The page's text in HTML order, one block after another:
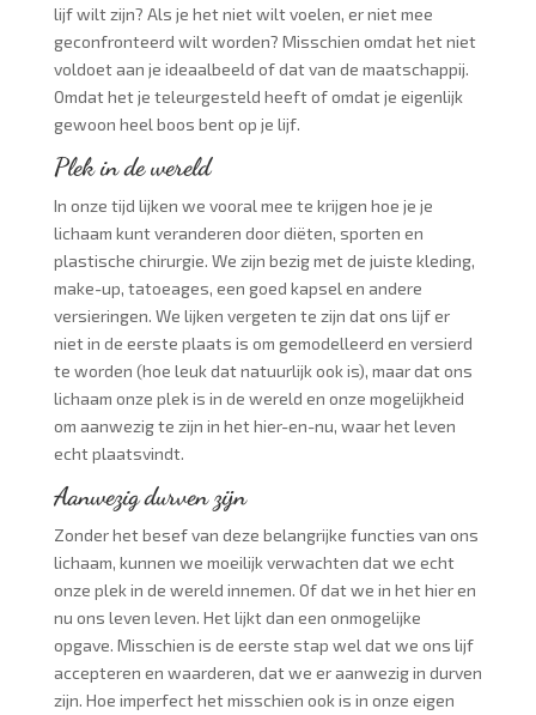
lijf wilt zijn? Als je het niet wilt voelen, er niet mee
geconfronteerd wilt worden? Misschien omdat het niet
voldoet aan je ideaalbeeld of dat van de maatschappij.
Omdat het je teleurgesteld heeft of omdat je eigenlijk
gewoon heel boos bent op je lijf.
Plek in de wereld
In onze tijd lijken we vooral mee te krijgen hoe je je
lichaam kunt veranderen door diëten, sporten en
plastische chirurgie. We zijn bezig met de juiste kleding,
make-up, tatoeages, een goed kapsel en andere
versieringen. We lijken vergeten te zijn dat ons lijf er
niet in de eerste plaats is om gemodelleerd en versierd
te worden (hoe leuk dat natuurlijk ook is), maar dat ons
lichaam onze plek is in de wereld en onze mogelijkheid
om aanwezig te zijn in het hier-en-nu, waar het leven
echt plaatsvindt.
Aanwezig durven zijn
Zonder het besef van deze belangrijke functies van ons
lichaam, kunnen we moeilijk verwachten dat we echt
onze plek in de wereld innemen. Of dat we in het hier en
nu ons leven leven. Het lijkt dan een onmogelijke
opgave. Misschien is de eerste stap wel dat we ons lijf
accepteren en waarderen, dat we er aanwezig in durven
zijn. Hoe imperfect het misschien ook is in onze eigen